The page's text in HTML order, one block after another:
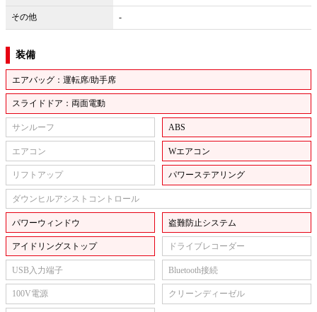
その他 -
装備
エアバッグ：運転席/助手席
スライドドア：両面電動
サンルーフ ABS
エアコン Wエアコン
リフトアップ パワーステアリング
ダウンヒルアシストコントロール
パワーウィンドウ 盗難防止システム
アイドリングストップ ドライブレコーダー
USB入力端子 Bluetooth接続
100V電源 クリーンディーゼル